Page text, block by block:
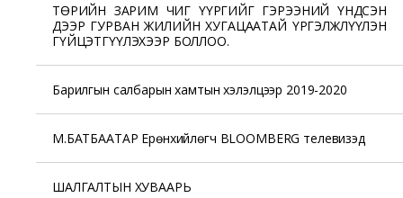
ТӨРИЙН ЗАРИМ ЧИГ ҮҮРГИЙГ ГЭРЭЭНИЙ ҮНДСЭН
ДЭЭР ГУРВАН ЖИЛИЙН ХУГАЦААТАЙ ҮРГЭЛЖЛҮҮЛЭН
ГҮЙЦЭТГҮҮЛЭХЭЭР БОЛЛОО.
Барилгын салбарын хамтын хэлэлцээр 2019-2020
М.БАТБААТАР Ерөнхийлөгч BLOOMBERG телевизэд
ШАЛГАЛТЫН ХУВААРЬ